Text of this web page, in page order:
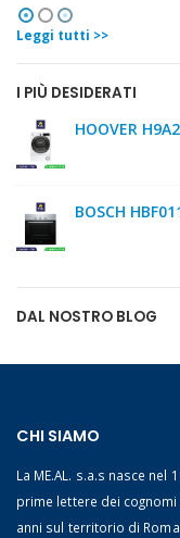
Leggi tutti >>
I PIÙ DESIDERATI
HOOVER
BOSCH
DAL NOSTRO BLOG
CHI SIAMO
La ME.AL. s.a.s nasce
prime lettere dei cognomi
anni sul territorio di